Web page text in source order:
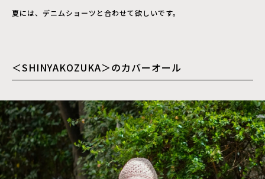
夏には、デニムショーツと合わせて欲しいです。
＜SHINYAKOZUKA＞のカバーオール